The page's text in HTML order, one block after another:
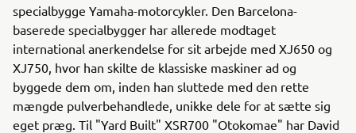
specialbygge Yamaha-motorcykler. Den Barcelona-
baserede specialbygger har allerede modtaget
international anerkendelse for sit arbejde med XJ650 og
XJ750, hvor han skilte de klassiske maskiner ad og
byggede dem om, inden han sluttede med den rette
mængde pulverbehandlede, unikke dele for at sætte sig
eget præg. Til "Yard Built" XSR700 "Otokomae" har David